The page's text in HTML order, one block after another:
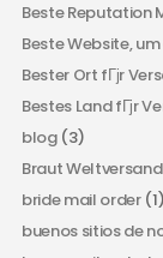
Beste Reputation
Beste Website,
Bester Ort fГјr
Bestes Land fГјr
blog(3)
Braut
bride mail order(1)
buenos sitios de